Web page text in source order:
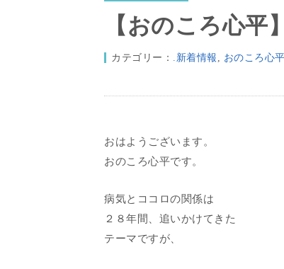
【おのころ心平
カテゴリー： .新着情報 , おのころ心平
おはようございます。
おのころ心平です。
病気とココロの関係は
２８年間、追いかけてきた
テーマですが、